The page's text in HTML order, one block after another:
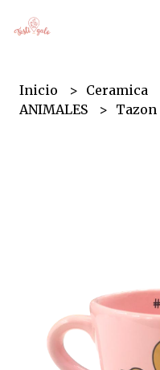
Inicio Ceramica
ANIMALES